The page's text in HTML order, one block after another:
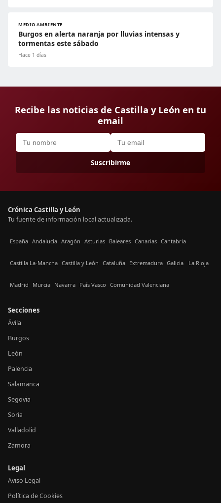
MEDIO AMBIENTE
Burgos en alerta naranja por lluvias intensas y
tormentas este sábado
Hace 1 días
Recibe las noticias de Castilla y León en tu
email
Suscribirme
Crónica Castilla y León
Tu fuente de información local actualizada.
España Andalucía Aragón Asturias Baleares Canarias Cantabria
Castilla La-Mancha Castilla y León Cataluña Extremadura Galicia La Rioja
Madrid Murcia Navarra País Vasco Comunidad Valenciana
Secciones
Ávila
Burgos
León
Palencia
Salamanca
Segovia
Soria
Valladolid
Zamora
Legal
Aviso Legal
Política de Cookies